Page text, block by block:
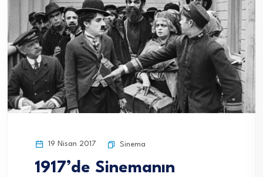
19 Nisan 2017 Sinema
1917’de Sinemanın